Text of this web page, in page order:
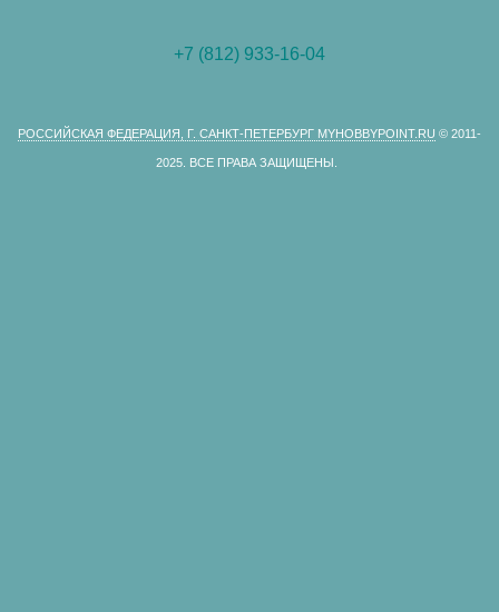
+7 (812) 933-16-04
РОССИЙСКАЯ ФЕДЕРАЦИЯ, Г. САНКТ-ПЕТЕРБУРГ MYHOBBYPOINT.RU © 2011-
2025. ВСЕ ПРАВА ЗАЩИЩЕНЫ.